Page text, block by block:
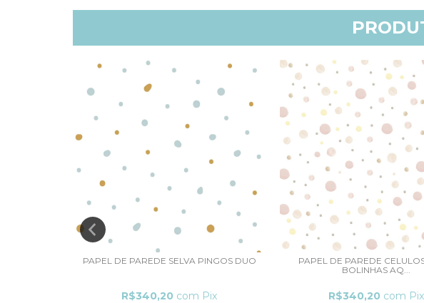
PAPEL DE PAREDE SELVA PINGOS DUO
R$340,20 com Pix
PAPEL DE PAREDE
BOLINHAS AQ...
R$340,20 com Pix